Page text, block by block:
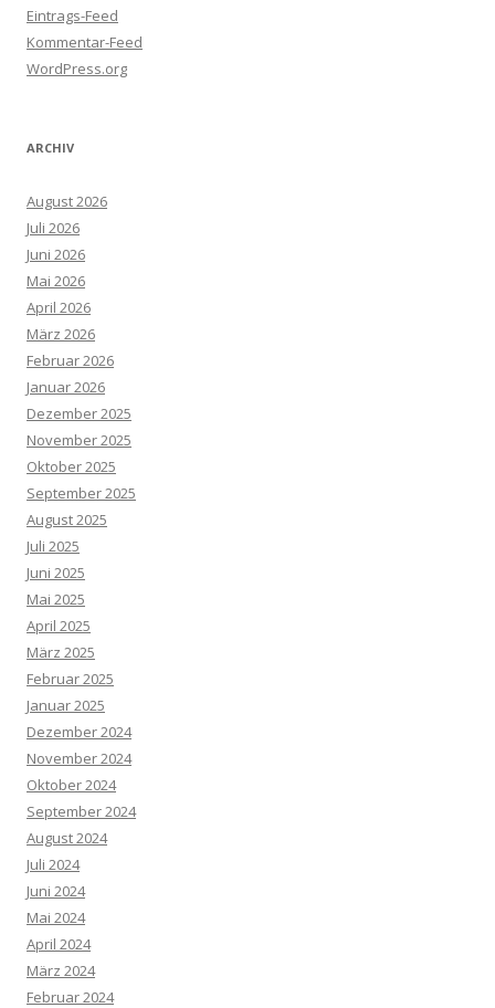
Eintrags-Feed
Kommentar-Feed
WordPress.org
ARCHIV
August 2026
Juli 2026
Juni 2026
Mai 2026
April 2026
März 2026
Februar 2026
Januar 2026
Dezember 2025
November 2025
Oktober 2025
September 2025
August 2025
Juli 2025
Juni 2025
Mai 2025
April 2025
März 2025
Februar 2025
Januar 2025
Dezember 2024
November 2024
Oktober 2024
September 2024
August 2024
Juli 2024
Juni 2024
Mai 2024
April 2024
März 2024
Februar 2024